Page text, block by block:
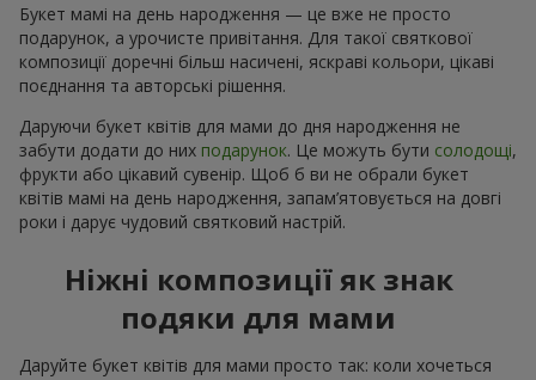
Букет мамі на день народження — це вже не просто
подарунок, а урочисте привітання. Для такої святкової
композиції доречні більш насичені, яскраві кольори, цікаві
поєднання та авторські рішення.
Даруючи букет квітів для мами до дня народження не
забути додати до них подарунок. Це можуть бути солодощі,
фрукти або цікавий сувенір. Щоб б ви не обрали букет
квітів мамі на день народження, запам’ятовується на довгі
роки і дарує чудовий святковий настрій.
Ніжні композиції як знак
подяки для мами
Даруйте букет квітів для мами просто так: коли хочеться